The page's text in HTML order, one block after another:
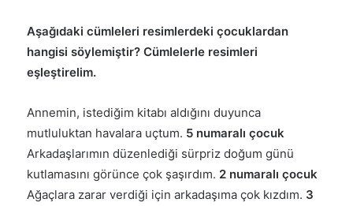
Aşağıdaki cümleleri resimlerdeki çocuklardan
hangisi söylemiştir? Cümlelerle resimleri
eşleştirelim.
Annemin, istediğim kitabı aldığını duyunca
mutluluktan havalara uçtum. 5 numaralı çocuk
Arkadaşlarımın düzenlediği sürpriz doğum günü
kutlamasını görünce çok şaşırdım. 2 numaralı çocuk
Ağaçlara zarar verdiği için arkadaşıma çok kızdım. 3